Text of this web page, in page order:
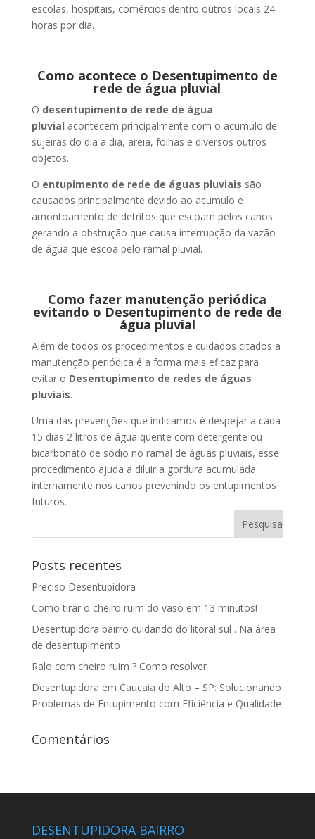
escolas, hospitais, comércios dentro outros locais 24
horas por dia.
Como acontece o Desentupimento de
rede de água pluvial
O desentupimento de rede de água
pluvial acontecem principalmente com o acumulo de
sujeiras do dia a dia, areia, folhas e diversos outros
objetos.
O entupimento de rede de águas pluviais são
causados principalmente devido ao acumulo e
amontoamento de detritos que escoam pelos canos
gerando a obstrução que causa interrupção da vazão
de água que escoa pelo ramal pluvial.
Como fazer manutenção periódica
evitando o Desentupimento de rede de
água pluvial
Além de todos os procedimentos e cuidados citados a
manutenção periódica é a forma mais eficaz para
evitar o Desentupimento de redes de águas
pluviais.
Uma das prevenções que indicamos é despejar a cada
15 dias 2 litros de água quente com detergente ou
bicarbonato de sódio no ramal de águas pluviais, esse
procedimento ajuda a diluir a gordura acumulada
internamente nos canos prevenindo os entupimentos
futuros.
Posts recentes
Preciso Desentupidora
Como tirar o cheiro ruim do vaso em 13 minutos!
Desentupidora bairro cuidando do litoral sul . Na área
de desentupimento
Ralo com cheiro ruim ? Como resolver
Desentupidora em Caucaia do Alto – SP: Solucionando
Problemas de Entupimento com Eficiência e Qualidade
Comentários
DESENTUPIDORA BAIRRO